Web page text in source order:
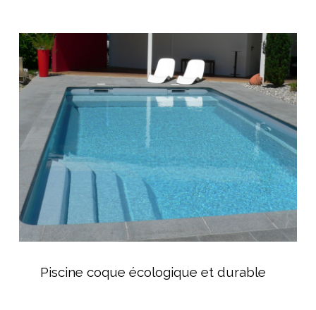
Piscine
coque
écologique
et
coquePiscine coque écologique et durable